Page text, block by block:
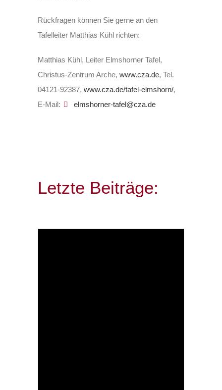
Rückfragen können Sie gerne an den
Tafelleiter Matthias Kühl richten:
Matthias Kühl, Leiter Elmshorner Tafel,
Christus-Zentrum Arche,www.cza.de, Tel.
04121-92387,www.cza.de/tafel-elmshorn/,
E-Mail:
elmshorner-tafel@cza.de
Letzte Beiträge: